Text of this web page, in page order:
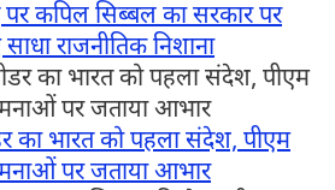
पर कपिल सिब्बल का सरकार पर
राजनीतिक निशाना
का भारत को पहला संदेश, पीएम
पर जताया आभार